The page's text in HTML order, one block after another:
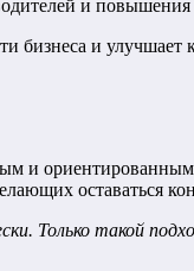
и повышения
бизнеса и улучшает
и ориентированным
оставаться
Только такой